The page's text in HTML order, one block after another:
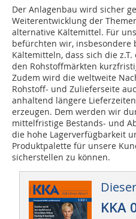
Der Anlagenbau wird sicher
Weiterentwicklung der
alternative Kältemittel. Für
befürchten wir, insbesondere
Kältemitteln, dass sich die
den Rohstoffmärk­ten
Zudem wird die weltweite
Rohstoff- und Zulieferseite
anhaltend längere
erzeugen. Dem werden wir
mittelfristige Bestands- und
die hohe Lagerverfügbarkeit
Produktpalette für unsere
sicherstellen zu können.
KKA